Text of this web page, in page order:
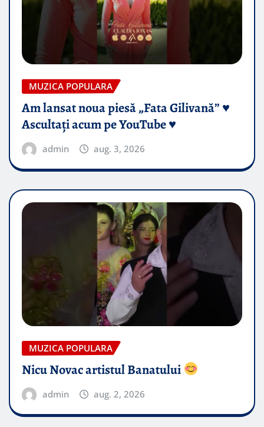
MUZICA POPULARA
Am lansat noua piesă „Fata Gilivană” ♥️
Ascultați acum pe YouTube ♥️
admin aug. 3, 2026
MUZICA POPULARA
Nicu Novac artistul Banatului
admin aug. 2, 2026